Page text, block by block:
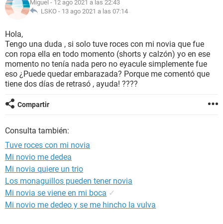
NUTRICIÓN
BIENESTAR
SEXUALIDAD
GLOSARIO
Miguel - 12 ago 2021 a las 22:43
LSKO - 13 ago 2021 a las 07:14
Hola,
Tengo una duda , si solo tuve roces con mi novia que fue
con ropa ella en todo momento (shorts y calzón) yo en ese
momento no tenía nada pero no eyacule simplemente fue
eso ¿Puede quedar embarazada? Porque me comentó que
tiene dos días de retrasó , ayuda! ????
Compartir
Consulta también:
Tuve roces con mi novia
Mi novio me dedea
Mi novia quiere un trio
Los monaguillos pueden tener novia
Mi novia se viene en mi boca ✓
Mi novio me dedeo y se me hincho la vulva